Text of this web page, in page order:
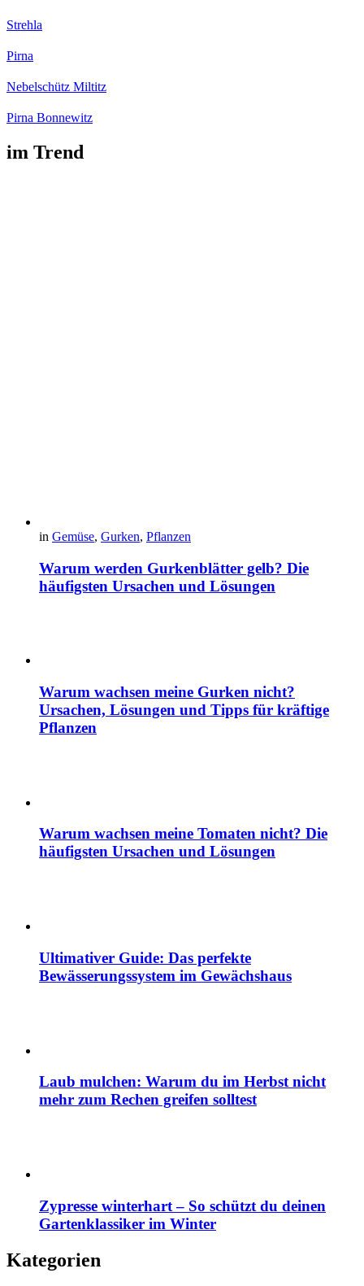
Strehla
Pirna
Nebelschütz Miltitz
Pirna Bonnewitz
im Trend
in Gemüse, Gurken, Pflanzen
Warum werden Gurkenblätter gelb? Die
häufigsten Ursachen und Lösungen
Warum wachsen meine Gurken nicht?
Ursachen, Lösungen und Tipps für kräftige
Pflanzen
Warum wachsen meine Tomaten nicht? Die
häufigsten Ursachen und Lösungen
Ultimativer Guide: Das perfekte
Bewässerungssystem im Gewächshaus
Laub mulchen: Warum du im Herbst nicht
mehr zum Rechen greifen solltest
Zypresse winterhart – So schützt du deinen
Gartenklassiker im Winter
Kategorien